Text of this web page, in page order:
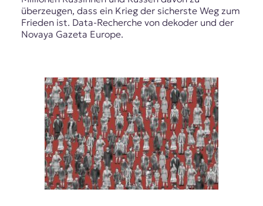
überzeugen, dass ein Krieg der sicherste Weg zum
Frieden ist. Data-Recherche von dekoder und der
Novaya Gazeta Europe.